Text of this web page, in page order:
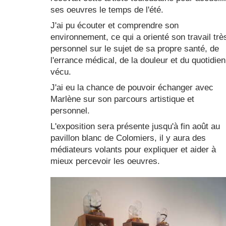
ses oeuvres le temps de l'été.
J'ai pu écouter et comprendre son
environnement, ce qui a orienté son travail
personnel sur le sujet de sa propre santé, de
l'errance médical, de la douleur et du quotidien
vécu.
J'ai eu la chance de pouvoir échanger avec
Marlène sur son parcours artistique et
personnel.
L'exposition sera présente jusqu'à fin août au
pavillon blanc de Colomiers, il y aura des
médiateurs volants pour expliquer et aider à
mieux percevoir les oeuvres.